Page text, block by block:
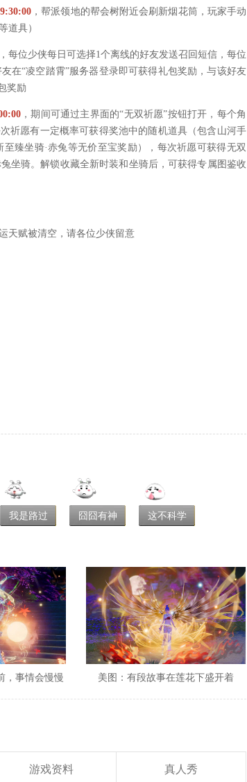
，帮派领地的帮会树附近会刷新烟花筒，玩家手动
道具）
位少侠每日可选择1个离线的好友发送召回短信，每位
在“凌空踏霄”服务器登录即可获得礼包奖励，与该好友
奖励
，期间可通过主界面的“无双祈愿”按钮打开，每个角
祈愿有一定概率可获得奖池中的随机道具（包含山河手
臻坐骑·赤兔等无价至宝奖励），每次祈愿可获得无双
坐骑。解锁收藏全新时装和坐骑后，可获得专属图鉴收
赋被清空，请各位少侠留意
我是路过 囧囧有神 这不科学
，事情会慢慢 美图：有段故事在莲花下盛开着
游戏资料 真人秀